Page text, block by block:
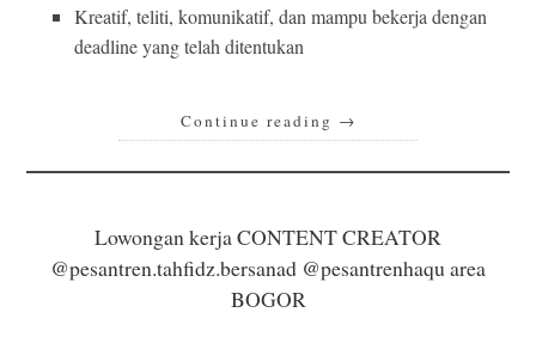
Kreatif, teliti, komunikatif, dan mampu bekerja dengan
deadline yang telah ditentukan
Continue reading →
Lowongan kerja CONTENT CREATOR
@pesantren.tahfidz.bersanad @pesantrenhaqu area
BOGOR